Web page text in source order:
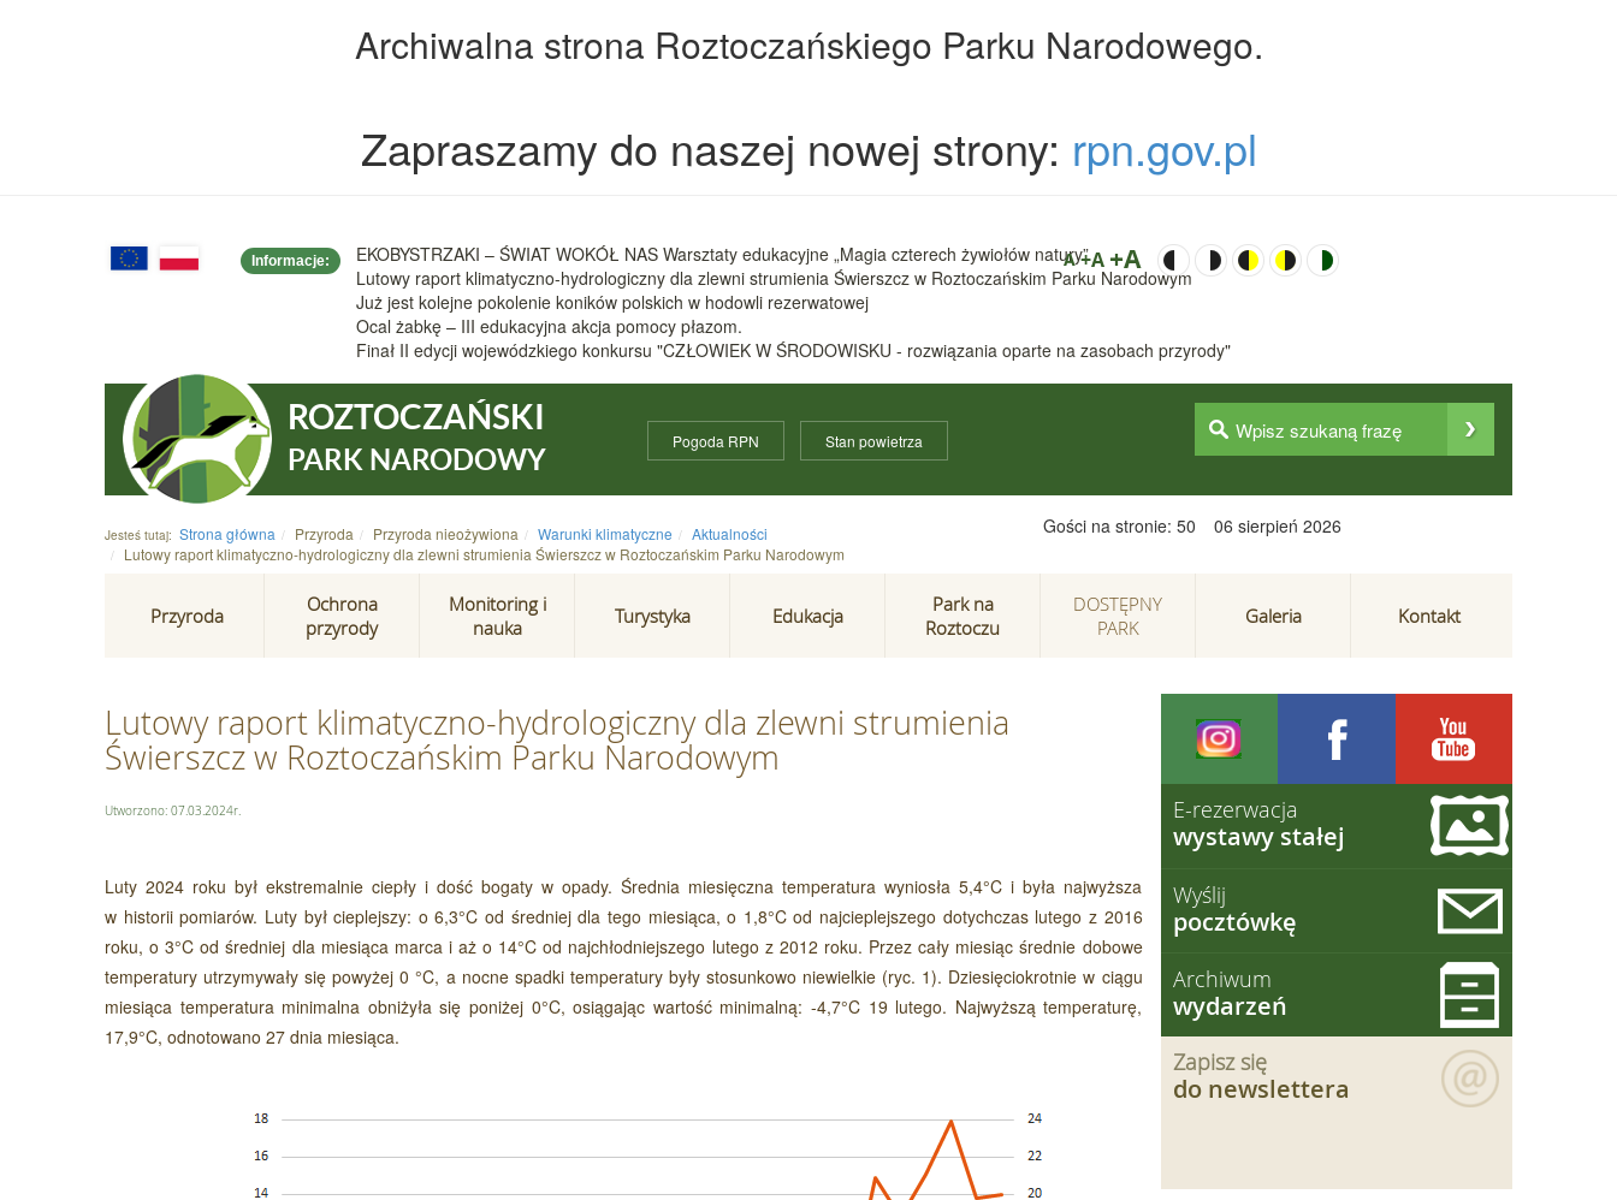
Archiwalna strona Roztoczańskiego Parku Narodowego.
Zapraszamy do naszej nowej strony: rpn.gov.pl
Informacje:
EKOBYSTRZAKI – ŚWIAT WOKÓŁ NAS Warsztaty edukacyjne „Magia czterech żywiołów natury”
Lutowy raport klimatyczno-hydrologiczny dla zlewni strumienia Świerszcz w Roztoczańskim Parku Narodowym
Już jest kolejne pokolenie koników polskich w hodowli rezerwatowej
Ocal żabkę – III edukacyjna akcja pomocy płazom.
Finał II edycji wojewódzkiego konkursu "CZŁOWIEK W ŚRODOWISKU - rozwiązania oparte na zasobach przyrody"
A +A +A
ROZTOCZAŃSKI
PARK NARODOWY
Pogoda RPN Stan powietrza
Jesteś tutaj: Strona główna Przyroda Przyroda nieożywiona Warunki klimatyczne
Aktualności
Lutowy raport klimatyczno-hydrologiczny dla zlewni strumienia Świerszcz w Roztoczańskim Parku Narodowym
Gości na stronie: 50 06 sierpień 2026
Przyroda
Ochrona
przyrody
Monitoring i
nauka
Turystyka Edukacja
Park na
Roztoczu
DOSTĘPNY
PARK
Galeria Kontakt
Lutowy raport klimatyczno-hydrologiczny dla zlewni strumienia
Świerszcz w Roztoczańskim Parku Narodowym
Utworzono: 07.03.2024r.
Luty 2024 roku był ekstremalnie ciepły i dość bogaty w opady. Średnia miesięczna temperatura wyniosła 5,4°C i była najwyższa
w historii pomiarów. Luty był cieplejszy: o 6,3°C od średniej dla tego miesiąca, o 1,8°C od najcieplejszego dotychczas lutego z 2016
roku, o 3°C od średniej dla miesiąca marca i aż o 14°C od najchłodniejszego lutego z 2012 roku. Przez cały miesiąc średnie dobowe
temperatury utrzymywały się powyżej 0 °C, a nocne spadki temperatury były stosunkowo niewielkie (ryc. 1). Dziesięciokrotnie w ciągu
miesiąca temperatura minimalna obniżyła się poniżej 0°C, osiągając wartość minimalną: -4,7°C 19 lutego. Najwyższą temperaturę,
17,9°C, odnotowano 27 dnia miesiąca.
E-rezerwacja
wystawy stałej
Wyślij
pocztówkę
Archiwum
wydarzeń
Zapisz się
do newslettera